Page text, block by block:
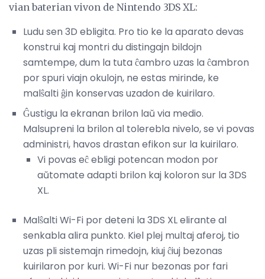
vian baterian vivon de Nintendo 3DS XL:
Ludu sen 3D ebligita. Pro tio ke la aparato devas
konstrui kaj montri du distingajn bildojn
samtempe, dum la tuta ĉambro uzas la ĉambron
por spuri viajn okulojn, ne estas mirinde, ke
malŝalti ĝin konservas uzadon de kuirilaro.
Ĝustigu la ekranan brilon laŭ via medio.
Malsupreni la brilon al tolerebla nivelo, se vi povas
administri, havos drastan efikon sur la kuirilaro.
Vi povas eĉ ebligi potencan modon por
aŭtomate adapti brilon kaj koloron sur la 3DS
XL.
Malŝalti Wi-Fi por deteni la 3DS XL elirante al
senkabla alira punkto. Kiel plej multaj aferoj, tio
uzas pli sistemajn rimedojn, kiuj ĉiuj bezonas
kuirilaron por kuri. Wi-Fi nur bezonas por fari